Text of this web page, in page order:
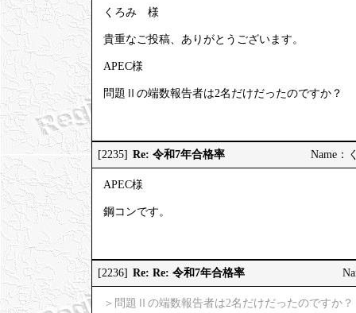
くろみ 様
貴重なご投稿、ありがとうございます。
APEC様
問題Ⅱの端数報告者は2名だけだったのですか？
[2235] Re: 令和7年合格率 Name：
APEC様
鋼コンです。
[2236] Re: Re: 令和7年合格率
＞問題Ⅱの端数報告者は2名だけだったのですか？